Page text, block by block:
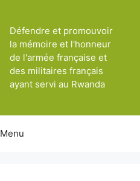
Défendre et promouvoir
la mémoire et l'honneur
de l'armée française et
des militaires français
ayant servi au Rwanda
Menu